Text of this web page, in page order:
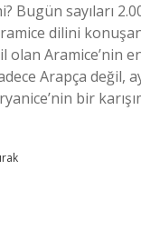
Bugün sayıları
dilini
olan
Arapça değil,
bir